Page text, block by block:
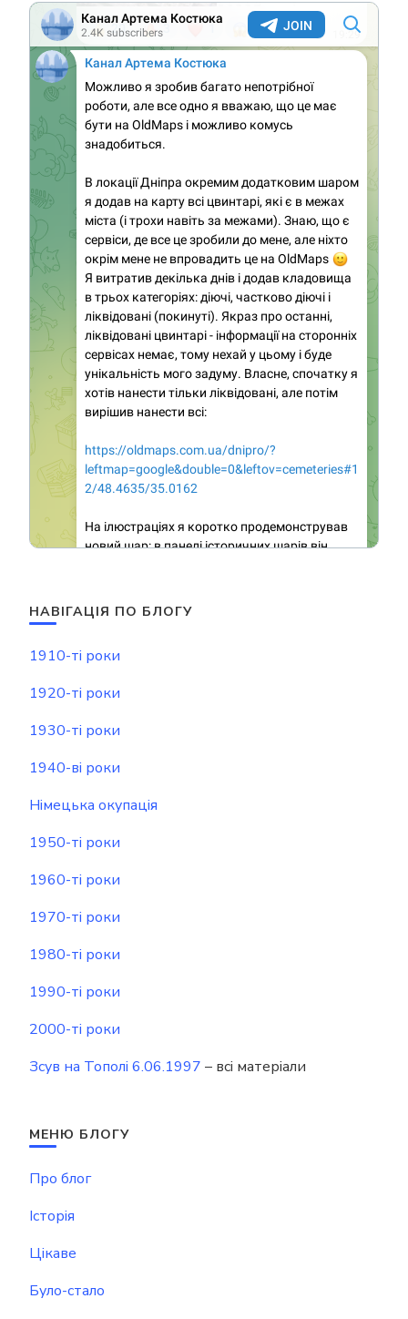
НАВІГАЦІЯ ПО БЛОГУ
1910-ті роки
1920-ті роки
1930-ті роки
1940-ві роки
Німецька окупація
1950-ті роки
1960-ті роки
1970-ті роки
1980-ті роки
1990-ті роки
2000-ті роки
Зсув на Тополі 6.06.1997 – всі матеріали
МЕНЮ БЛОГУ
Про блог
Історія
Цікаве
Було-стало